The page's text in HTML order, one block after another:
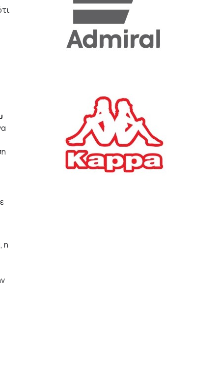
η
ΟΙΚΟΝΟΜΙΑ 23/07/2026, 12:50
Aktor: Δεν θα γίνουν
δεκτές προσφορές κάτω
Κ. Πιερρακάκης: Νέα
εποχή για το Ολυμπιακό
Κωπηλατοδρόμιο - Η
δημόσια περιουσία είναι
περιουσία όλων των